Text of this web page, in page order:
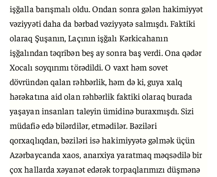
işğalla barışmalı oldu. Ondan sonra gələn hakimiyyət
vəziyyəti daha da bərbad vəziyyətə salmışdı. Faktiki
olaraq Şuşanın, Laçının işğalı Kərkicahanın
işğalından təqribən beş ay sonra baş verdi. Ona qədər
Xocalı soyqırımı törədildi. O vaxt həm sovet
dövründən qalan rəhbərlik, həm də ki, guya xalq
hərəkatına aid olan rəhbərlik faktiki olaraq burada
yaşayan insanları taleyin ümidinə buraxmışdı. Sizi
müdafiə edə bilərdilər, etmədilər. Bəziləri
qorxaqlıqdan, bəziləri isə hakimiyyətə gəlmək üçün
Azərbaycanda xaos, anarxiya yaratmaq məqsədilə bir
çox hallarda xəyanət edərək torpaqlarımızı düşmənə